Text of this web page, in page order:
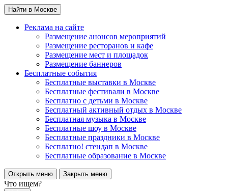
Найти в Москве
Реклама на сайте
Размещение анонсов мероприятий
Размещение ресторанов и кафе
Размещение мест и площадок
Размещение баннеров
Бесплатные события
Бесплатные выставки в Москве
Бесплатные фестивали в Москве
Бесплатно с детьми в Москве
Бесплатный активный отдых в Москве
Бесплатная музыка в Москве
Бесплатные шоу в Москве
Бесплатные праздники в Москве
Бесплатно! стендап в Москве
Бесплатные образование в Москве
Открыть меню Закрыть меню
Что ищем?